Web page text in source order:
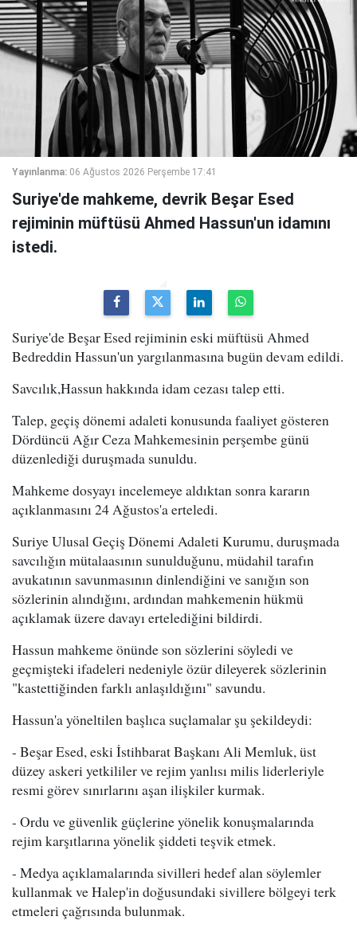
Yayınlanma: 06 Ağustos 2026 Perşembe 17:41
Suriye'de mahkeme, devrik Beşar Esed
rejiminin müftüsü Ahmed Hassun'un idamını
istedi.
Suriye'de Beşar Esed rejiminin eski müftüsü Ahmed
Bedreddin Hassun'un yargılanmasına bugün devam edildi.
Savcılık,Hassun hakkında idam cezası talep etti.
Talep, geçiş dönemi adaleti konusunda faaliyet gösteren
Dördüncü Ağır Ceza Mahkemesinin perşembe günü
düzenlediği duruşmada sunuldu.
Mahkeme dosyayı incelemeye aldıktan sonra kararın
açıklanmasını 24 Ağustos'a erteledi.
Suriye Ulusal Geçiş Dönemi Adaleti Kurumu, duruşmada
savcılığın mütalaasının sunulduğunu, müdahil tarafın
avukatının savunmasının dinlendiğini ve sanığın son
sözlerinin alındığını, ardından mahkemenin hükmü
açıklamak üzere davayı ertelediğini bildirdi.
Hassun mahkeme önünde son sözlerini söyledi ve
geçmişteki ifadeleri nedeniyle özür dileyerek sözlerinin
"kastettiğinden farklı anlaşıldığını" savundu.
Hassun'a yöneltilen başlıca suçlamalar şu şekildeydi:
- Beşar Esed, eski İstihbarat Başkanı Ali Memluk, üst
düzey askeri yetkililer ve rejim yanlısı milis liderleriyle
resmi görev sınırlarını aşan ilişkiler kurmak.
- Ordu ve güvenlik güçlerine yönelik konuşmalarında
rejim karşıtlarına yönelik şiddeti teşvik etmek.
- Medya açıklamalarında sivilleri hedef alan söylemler
kullanmak ve Halep'in doğusundaki sivillere bölgeyi terk
etmeleri çağrısında bulunmak.